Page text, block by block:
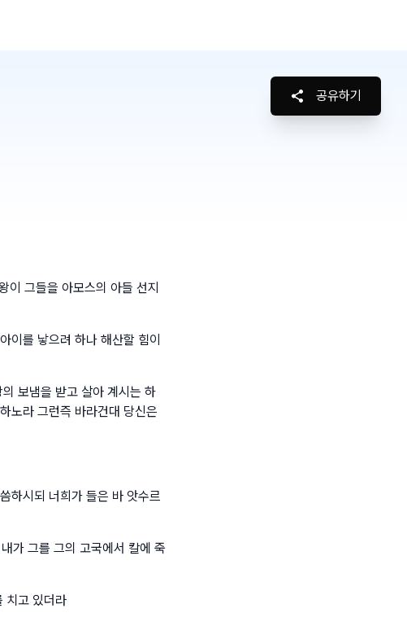
공유하기
이 그들을 아모스의 아들 선지
이를 낳으려 하나 해산할 힘이
보냄을 받고 살아 계시는 하
노라 그런즉 바라건대 당신은
하시되 너희가 들은 바 앗수르
가 그를 그의 고국에서 칼에 죽
치고 있더라